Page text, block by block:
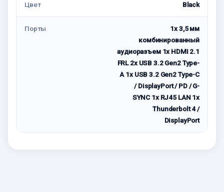
Цвет Black
Порты
1x 3,5 мм
комбинированный
аудиоразъем 1x HDMI 2.1
FRL 2x USB 3.2 Gen2 Type-
A 1x USB 3.2 Gen2 Type-C
/ DisplayPort / PD / G-
SYNC 1x RJ45 LAN 1x
Thunderbolt 4 /
DisplayPort